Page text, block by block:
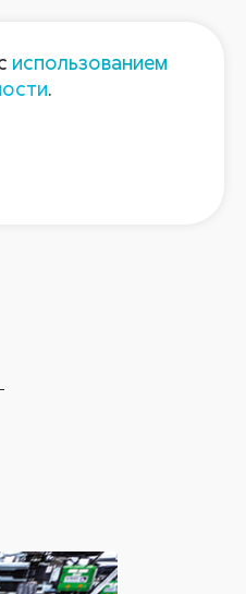
использованием
.